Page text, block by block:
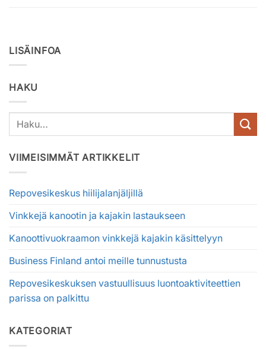
LISÄINFOA
HAKU
VIIMEISIMMÄT ARTIKKELIT
Repovesikeskus hiilijalanjäljillä
Vinkkejä kanootin ja kajakin lastaukseen
Kanoottivuokraamon vinkkejä kajakin käsittelyyn
Business Finland antoi meille tunnustusta
Repovesikeskuksen vastuullisuus luontoaktiviteettien
parissa on palkittu
KATEGORIAT